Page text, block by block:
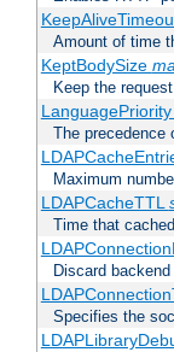
Amount of time
KeptBodySize
Keep the
LanguagePriority
The precedence
Maximum
LDAPCacheTTL
Time that
Discard
Specifies the